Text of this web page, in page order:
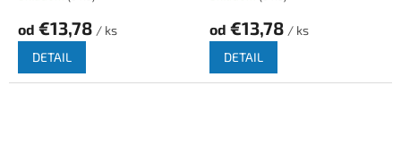
od €13,78 / ks
DETAIL
od €13,78 / ks
DETAIL